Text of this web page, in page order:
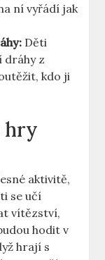
ní vyřádí jak
Děti
dráhy z
kdo ji
hry
aktivitě,
se učí
vítězství,
hodit v
hrají s